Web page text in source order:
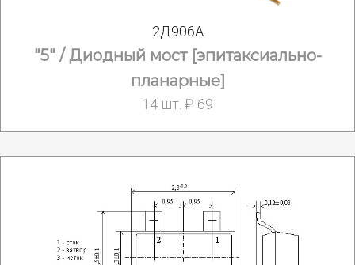
2Д906А
"5" / Диодный мост [эпитаксиально-
планарные]
14 шт. ₽ 69